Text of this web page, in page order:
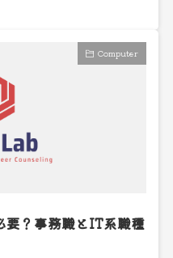
Computer
要？事務職とIT系職種